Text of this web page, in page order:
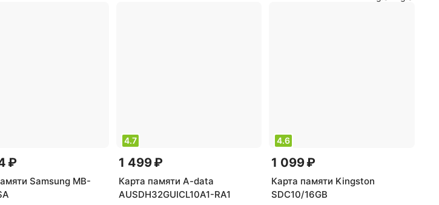
₽
Samsung MB-
4.7
1 499 ₽
Карта памяти A-data
AUSDH32GUICL10A1-RA1
4.6
1 099 ₽
Карта памяти Kingston
SDC10/16GB